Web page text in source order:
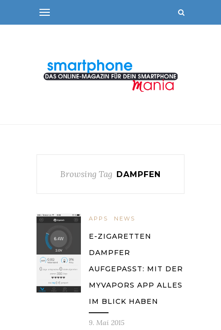
Browsing Tag DAMPFEN
APPS NEWS
E-ZIGARETTEN
DAMPFER
AUFGEPASST: MIT DER
MYVAPORS APP ALLES
IM BLICK HABEN
9. Mai 2015